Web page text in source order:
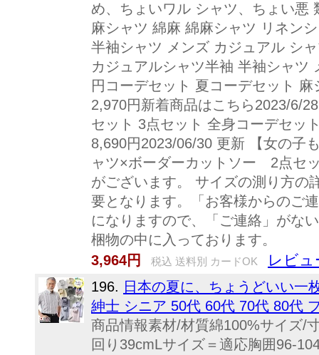
め、ちょいワル シャツ、ちょい悪
麻シャツ 綿麻 綿麻シャツ リネン
半袖シャツ メンズ カジュアル シ
カジュアルシャツ半袖 半袖シャツ
円コーデセット 夏コーデセット
2,970円新着商品はこちら2023/6/
セット 3点セット 全身コーデセッ
8,690円2023/06/30 更新 【女の子
ャツ×ボーダーカットソー 2点セ
がございます。 サイズの測り方
要となります。「お客様からのご
になりますので、「ご連絡」がな
梱物の中に入っております。
3,964円
税込 送料別 カードOK レビュ
196. 日本の夏に、ちょうどいい一
紳士 シニア 50代 60代 70代 80代
商品情報素材/材質綿100%サイズ/
回り39cmLサイズ＝適応胸囲96-